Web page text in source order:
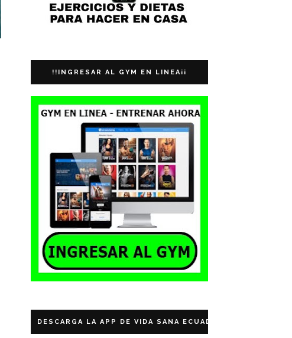
!!INGRESAR AL GYM EN LINEA¡¡
DESCARGA LA APP DE VIDA SANA ECUADOR